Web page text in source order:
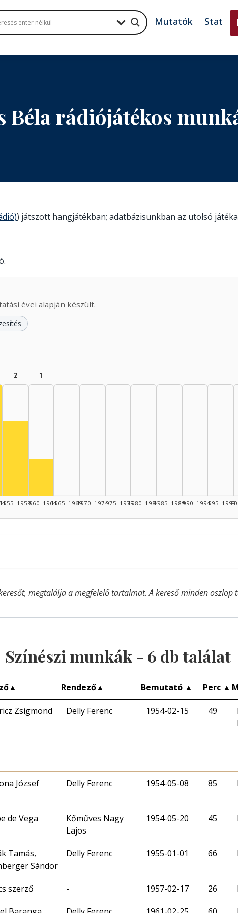
Mutatók Stat
Béla rádiójátékos
) játszott hangjátékban; adatbázisunkban az utolsó
évei alapján készült.
2
1955–1959
1
1960–19641965–19691970–19741975–19791980–19841985–19891990–19941995–1999
megtalálja a megfelelő tartalmat. A kereső minden oszlop
Színészi munkák - 6 db találat
▲ Rendező▲ Bemutató ▲ Perc ▲
Zsigmond Delly Ferenc 1954-02-15 49
József Delly Ferenc 1954-05-08 85
de Vega
Kőműves Nagy
Lajos
1954-05-20 45
Tamás,
Sándor
Delly Ferenc 1955-01-01 66
szerző - 1957-02-17 26